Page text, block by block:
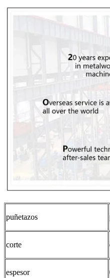
puñetazos
corte
espesor